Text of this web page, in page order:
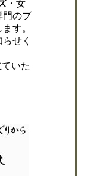
・女
門のプ
す。
せく
いた